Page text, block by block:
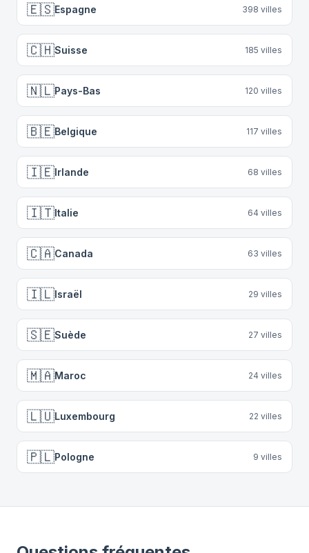
🇪🇸Espagne 398 villes
🇨🇭Suisse 185 villes
🇳🇱Pays-Bas 120 villes
🇧🇪Belgique 117 villes
🇮🇪Irlande 68 villes
🇮🇹Italie 64 villes
🇨🇦Canada 63 villes
🇮🇱Israël 29 villes
🇸🇪Suède 27 villes
🇲🇦Maroc 24 villes
🇱🇺Luxembourg 22 villes
🇵🇱Pologne 9 villes